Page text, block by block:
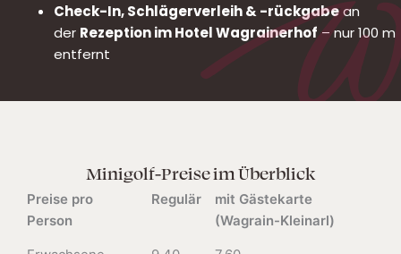
Check-In, Schlägerverleih & -rückgabean
der Rezeption im Hotel Wagrainerhof– nur 100 m
entfernt
Minigolf-Preise im Überblick
Preise pro
Person
Regulär
mit Gästekarte
(Wagrain-Kleinarl)